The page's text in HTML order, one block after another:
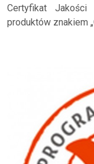
Certyfikat
produktów znakiem